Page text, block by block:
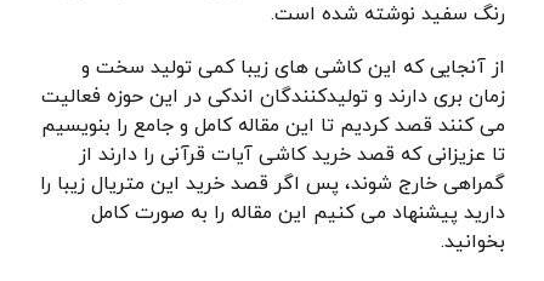
رنگ سفید نوشته شده است.
از آنجایی که این کاشی های زیبا کمی تولید سخت و
زمان بری دارند و تولیدکنندگان اندکی در این حوزه فعالیت
می کنند قصد کردیم تا این مقاله کامل و جامع را بنویسیم
تا عزیزانی که قصد خرید کاشی آیات قرآنی را دارند از
گمراهی خارج شوند، پس اگر قصد خرید این متریال زیبا را
دارید پیشنهاد می کنیم این مقاله را به صورت کامل
بخوانید.